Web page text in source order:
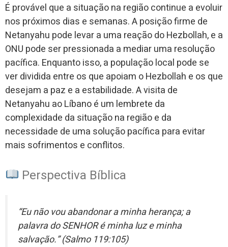
É provável que a situação na região continue a evoluir
nos próximos dias e semanas. A posição firme de
Netanyahu pode levar a uma reação do Hezbollah, e a
ONU pode ser pressionada a mediar uma resolução
pacífica. Enquanto isso, a população local pode se
ver dividida entre os que apoiam o Hezbollah e os que
desejam a paz e a estabilidade. A visita de
Netanyahu ao Líbano é um lembrete da
complexidade da situação na região e da
necessidade de uma solução pacífica para evitar
mais sofrimentos e conflitos.
Perspectiva Bíblica
“Eu não vou abandonar a minha herança; a
palavra do SENHOR é minha luz e minha
salvação.” (Salmo 119:105)